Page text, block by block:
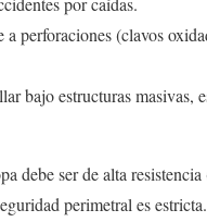
a perforaciones (clavos
bajo estructuras masivas,
debe ser de alta
perimetral es